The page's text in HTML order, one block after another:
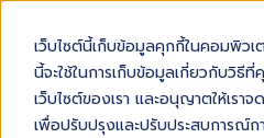
เว็บไซต์นี้เก็บข้อมูลคุกกี้ในคอมพิว
นี้จะใช้ในการเก็บข้อมูลเกี่ยวกับวิ
เว็บไซต์ของเรา และอนุญาตให้เรา
เพื่อปรับปรุงและปรับประสบการณ์ก